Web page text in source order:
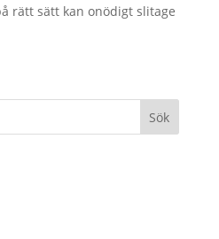
rätt sätt kan onödigt slitage
Sök